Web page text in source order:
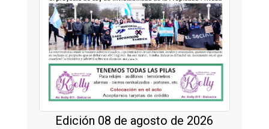
Edición 08 de agosto de 2026